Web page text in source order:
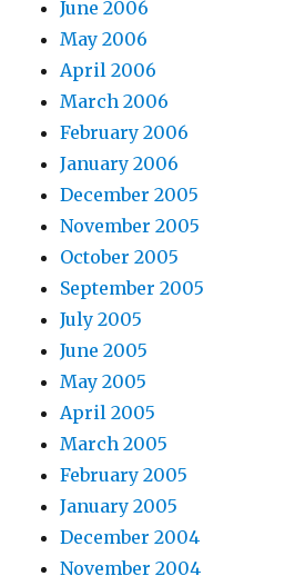
June 2006
May 2006
April 2006
March 2006
February 2006
January 2006
December 2005
November 2005
October 2005
September 2005
July 2005
June 2005
May 2005
April 2005
March 2005
February 2005
January 2005
December 2004
November 2004